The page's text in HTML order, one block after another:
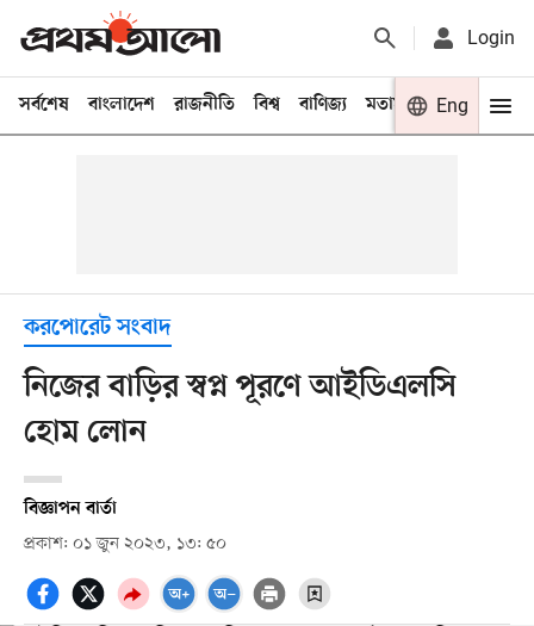
Login
সর্বশেষ বাংলাদেশ রাজনীতি বিশ্ব বাণিজ্য মতামত খেলা
Eng
করপোরেট সংবাদ
নিজের বাড়ির স্বপ্ন পূরণে আইডিএলসি
হোম লোন
বিজ্ঞাপন বার্তা
প্রকাশ: ০১ জুন ২০২৩, ১৩: ৫০